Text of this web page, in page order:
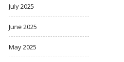
July 2025
June 2025
May 2025